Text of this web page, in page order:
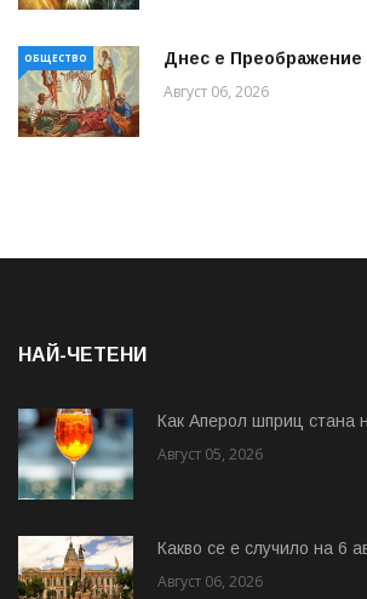
ОБЩЕСТВО Днес е Преображение
Август 06, 2026
НАЙ-ЧЕТЕНИ
Как Аперол шприц стана
Август 05, 2026
Какво се е случило на 6
Август 06, 2026